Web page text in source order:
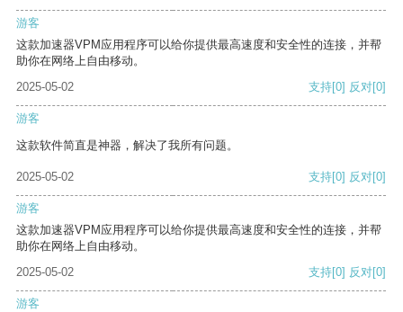
游客
这款加速器VPM应用程序可以给你提供最高速度和安全性的连接，并帮
助你在网络上自由移动。
2025-05-02
支持[0] 反对[0]
游客
这款软件简直是神器，解决了我所有问题。
2025-05-02 支持[0] 反对[0]
游客
这款加速器VPM应用程序可以给你提供最高速度和安全性的连接，并帮
助你在网络上自由移动。
2025-05-02
支持[0] 反对[0]
游客